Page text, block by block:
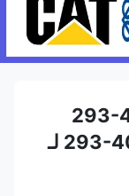
387-9439 172-
387-9484 236-0957 293-4072 لـ